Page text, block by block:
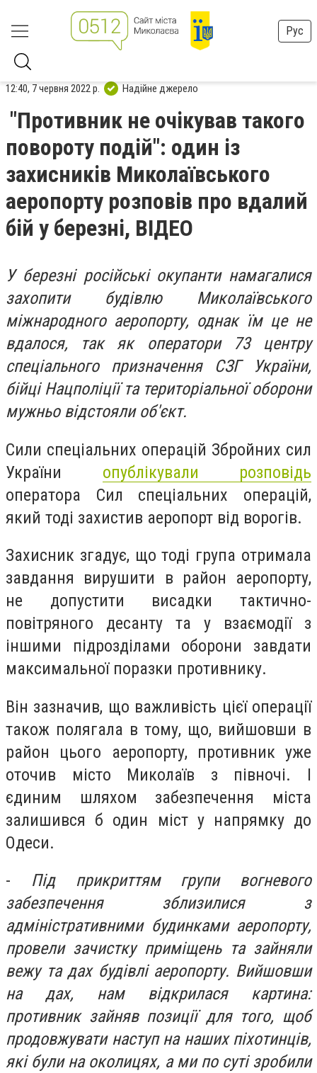
Рус
12:40, 7 червня 2022 р. Надійне джерело
"Противник не очікував такого
повороту подій": один із
захисників Миколаївського
аеропорту розповів про вдалий
бій у березні, ВІДЕО
У березні російські окупанти намагалися
захопити будівлю Миколаївського
міжнародного аеропорту, однак їм це не
вдалося, так як оператори 73 центру
спеціального призначення СЗГ України,
бійці Нацполіції та територіальної оборони
мужньо відстояли об'єкт.
Сили спеціальних операцій Збройних сил
України опублікували розповідь
оператора Сил спеціальних операцій,
який тоді захистив аеропорт від ворогів.
Захисник згадує, що тоді група отримала
завдання вирушити в район аеропорту,
не допустити висадки тактично-
повітряного десанту та у взаємодії з
іншими підрозділами оборони завдати
максимальної поразки противнику.
Він зазначив, що важливість цієї операції
також полягала в тому, що, вийшовши в
район цього аеропорту, противник уже
оточив місто Миколаїв з півночі. І
єдиним шляхом забезпечення міста
залишився б один міст у напрямку до
Одеси.
- Під прикриттям групи вогневого
забезпечення зблизилися з
адміністративними будинками аеропорту,
провели зачистку приміщень та зайняли
вежу та дах будівлі аеропорту. Вийшовши
на дах, нам відкрилася картина:
противник зайняв позиції для того, щоб
продовжувати наступ на наших піхотинців,
які були на околицях, а ми по суті зробили